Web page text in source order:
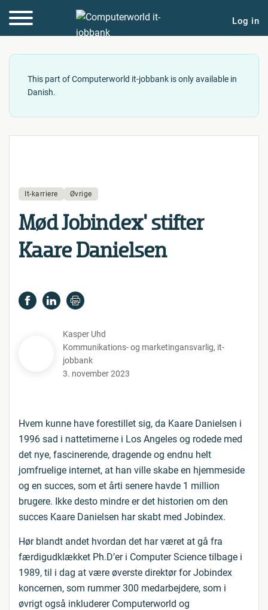
Log in
This part of Computerworld it-jobbank is only available in
Danish.
It-karriere Øvrige
Mød Jobindex' stifter
Kaare Danielsen
Kasper Uhd
Kommunikations- og marketingansvarlig, it-
jobbank
3. november 2023
Hvem kunne have forestillet sig, da Kaare Danielsen i
1996 sad i nattetimerne i Los Angeles og rodede med
det nye, fascinerende, dragende og endnu helt
jomfruelige internet, at han ville skabe en hjemmeside
og en succes, som et årti senere havde 1 million
brugere. Ikke desto mindre er det historien om den
succes Kaare Danielsen har skabt med Jobindex.
Hør blandt andet hvordan det har været at gå fra
færdigudklækket Ph.D’er i Computer Science tilbage i
1989, til i dag at være øverste direktør for Jobindex
koncernen, som rummer 300 medarbejdere, som i
øvrigt også inkluderer Computerworld og